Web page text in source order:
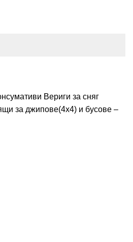
Вериги за сняг
за джипове(4х4) и бусове –